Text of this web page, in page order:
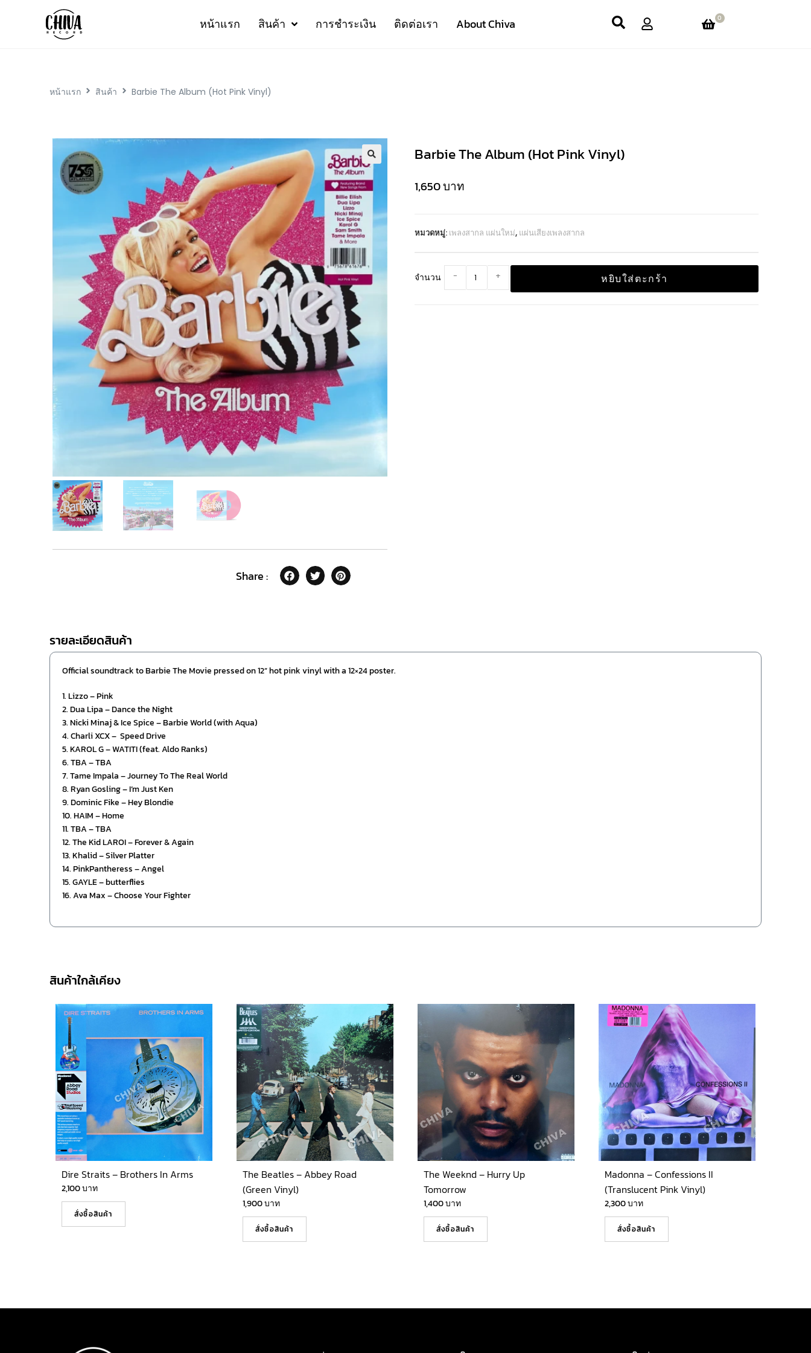
หน้าแรก สินค้า การชำระเงิน ติดต่อเรา About Chiva 0
หน้าแรก สินค้า Barbie The Album (Hot Pink Vinyl)
Share :
Barbie The Album (Hot Pink Vinyl)
1,650บาท
หมวดหมู่: เพลงสากล แผ่นใหม่, แผ่นเสียงเพลงสากล
จำนวน - + หยิบใส่ตะกร้า
รายละเอียดสินค้า
Official soundtrack to Barbie The Movie pressed on 12” hot pink vinyl with a 12×24 poster.
1. Lizzo – Pink
2. Dua Lipa – Dance the Night
3. Nicki Minaj & Ice Spice – Barbie World (with Aqua)
4. Charli XCX – Speed Drive
5. KAROL G – WATITI (feat. Aldo Ranks)
6. TBA – TBA
7. Tame Impala – Journey To The Real World
8. Ryan Gosling – I’m Just Ken
9. Dominic Fike – Hey Blondie
10. HAIM – Home
11. TBA – TBA
12. The Kid LAROI – Forever & Again
13. Khalid – Silver Platter
14. PinkPantheress – Angel
15. GAYLE – butterflies
16. Ava Max – Choose Your Fighter
สินค้าใกล้เคียง
Dire Straits – Brothers In Arms
2,100บาท
สั่งซื้อสินค้า
The Beatles – Abbey Road
(Green Vinyl)
1,900บาท
สั่งซื้อสินค้า
The Weeknd – Hurry Up
Tomorrow
1,400บาท
สั่งซื้อสินค้า
Madonna – Confessions II
(Translucent Pink Vinyl)
2,300บาท
สั่งซื้อสินค้า